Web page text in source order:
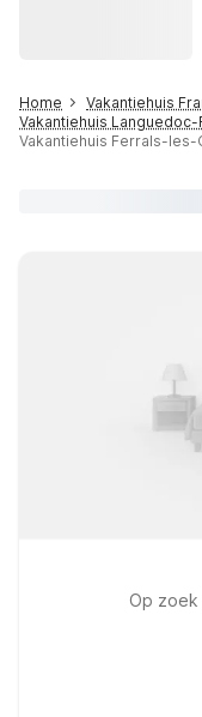
Home
Vakantiehuis
Vakantiehuis Languedoc-
Vakantiehuis Ferrals-
Op